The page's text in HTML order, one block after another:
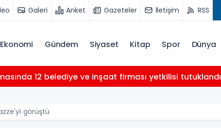
Galeri Anket Gazeteler İletişim RSS
Ekonomi Gündem Siyaset Kitap Spor Dünya
12 belediye ve inşaat firması yetkilisi tutuklandı
görüştü